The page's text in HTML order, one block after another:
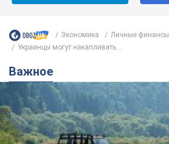
Экономика
Личные финансы
Украинцы могут накапливать...
Важное